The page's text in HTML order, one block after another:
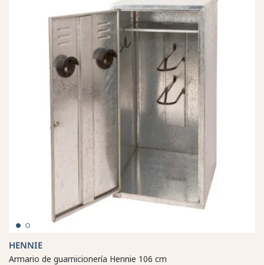
HENNIE
Armario de guarnicionería Hennie 106 cm